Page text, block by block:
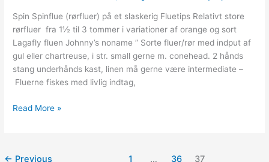
Spin Spinflue (rørfluer) på et slaskerig Fluetips Relativt store
rørfluer fra 1½ til 3 tommer i variationer af orange og sort
Lagafly fluen Johnny’s noname ” Sorte fluer/rør med indput af
gul eller chartreuse, i str. small gerne m. conehead. 2 hånds
stang underhånds kast, linen må gerne være intermediate –
Fluerne fiskes med livlig indtag,
Lagan
Read More »
← Previous 1 … 36 37